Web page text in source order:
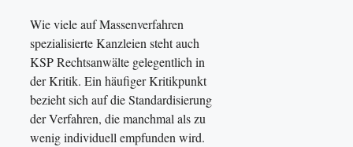
Wie viele auf Massenverfahren
spezialisierte Kanzleien steht auch
KSP Rechtsanwälte gelegentlich in
der Kritik. Ein häufiger Kritikpunkt
bezieht sich auf die Standardisierung
der Verfahren, die manchmal als zu
wenig individuell empfunden wird.